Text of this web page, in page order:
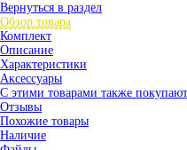
Вернуться в раздел
Обзор товара
Комплект
Описание
Характеристики
Аксессуары
С этими товарами также покупают
Отзывы
Похожие товары
Наличие